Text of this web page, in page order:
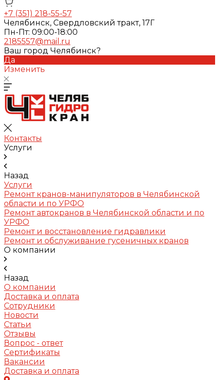
+7 (351) 218-55-57
Челябинск, Свердловский тракт, 17Г
Пн-Пт: 09:00-18:00
2185557@mail.ru
Ваш город Челябинск?
Да
Изменить
Контакты
Услуги
Назад
Услуги
Ремонт кранов-манипуляторов в Челябинской
области и по УРФО
Ремонт автокранов в Челябинской области и по
УРФО
Ремонт и восстановление гидравлики
Ремонт и обслуживание гусеничных кранов
О компании
Назад
О компании
Доставка и оплата
Сотрудники
Новости
Статьи
Отзывы
Вопрос - ответ
Сертификаты
Вакансии
Доставка и оплата